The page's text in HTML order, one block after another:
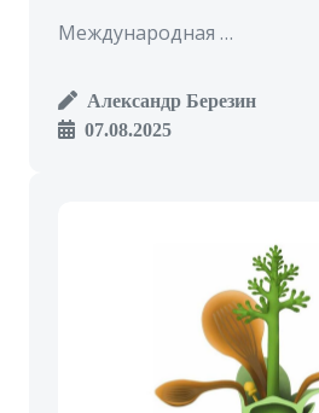
Международная …
Александр Березин
07.08.2025